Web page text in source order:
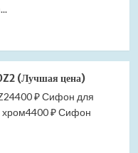
(Лучшая цена)
₽ Сифон для
хром4400 ₽ Сифон